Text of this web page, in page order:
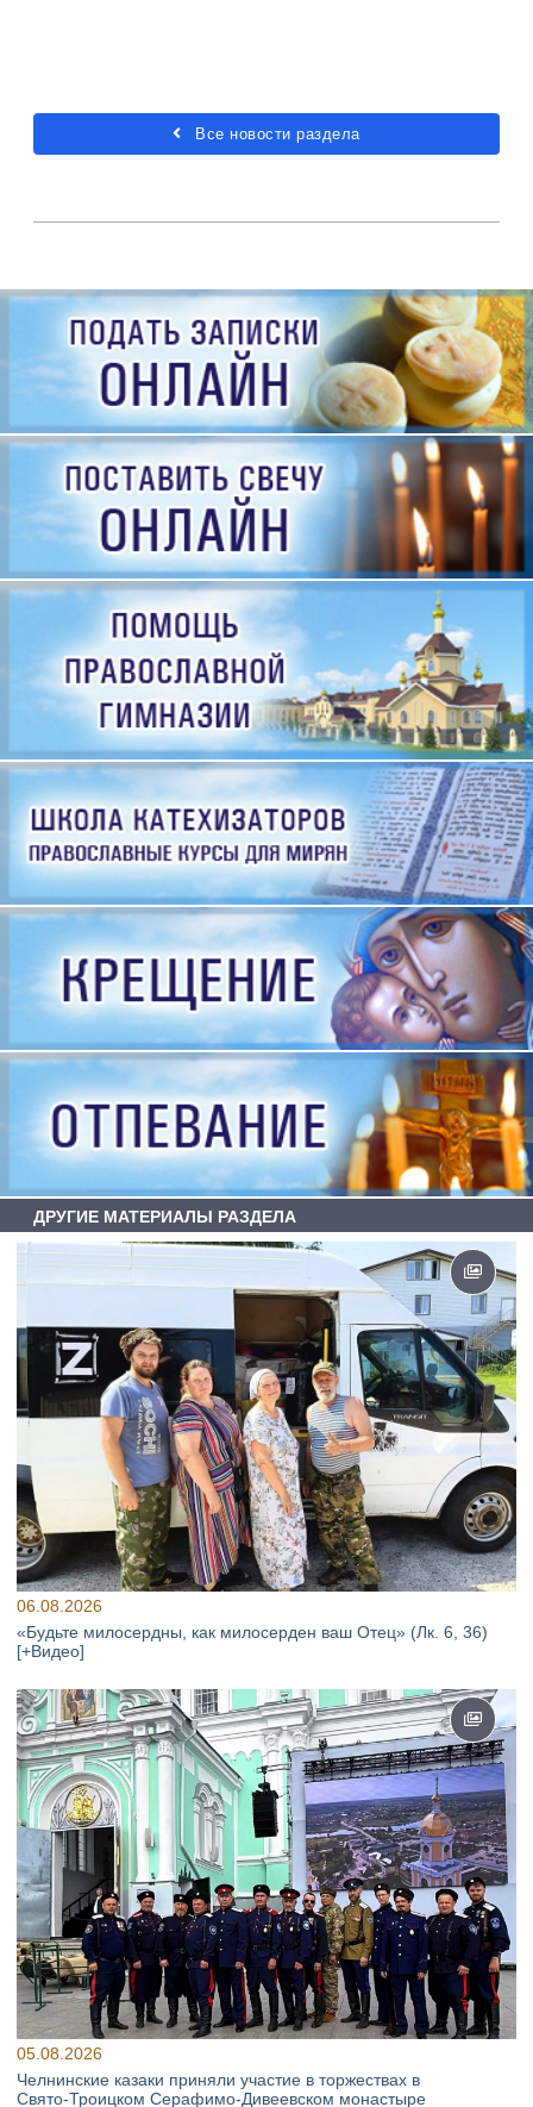
Все новости раздела
ДРУГИЕ МАТЕРИАЛЫ РАЗДЕЛА
06.08.2026
«Будьте милосердны, как милосерден ваш Отец» (Лк. 6, 36)
[+Видео]
05.08.2026
Челнинские казаки приняли участие в торжествах в
Свято‑Троицком Серафимо‑Дивеевском монастыре